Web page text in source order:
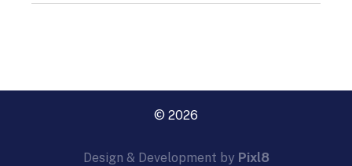
© 2026
Design & Development by Pixl8